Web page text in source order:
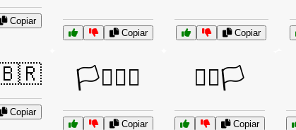
Copiar
Copiar Copiar
Copiar
🏳️‍⚧️🏳️‍🌈
Copiar
🏴‍☠️🏳️
Copiar